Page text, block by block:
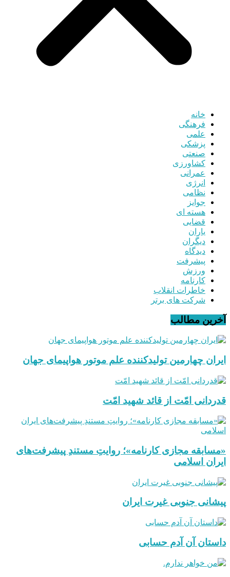
خانه
فرهنگی
علمی
پزشکی
صنعتی
کشاورزی
عمرانی
انرژی
نظامی
جوایز
هسته ای
قضایی
یاران
دیگران
دیدگاه
پیشرفت
ورزش
کارنامه
خاطرات انقلاب
شرکت های برتر
آخرین مطالب
ایران چهارمین تولیدکننده علم موتور هواپیمای جهان
قدردانی امّت از قائد شهید امّت
«مسابقه مجازی کارنامه»؛ روایتِ مستندِ پیشرفت‌های
ایران اسلامی
پیشانی جنوبی غیرت ایران
داستان آن آدم حسابی